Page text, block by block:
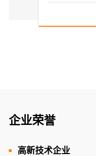
企业荣誉
高新技术企业